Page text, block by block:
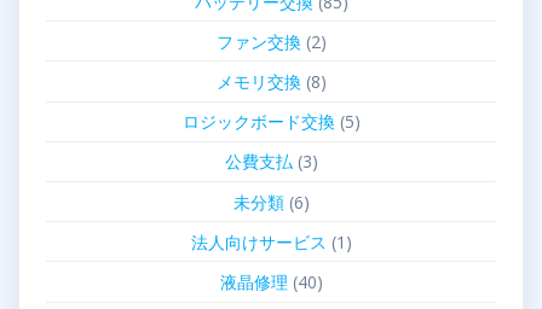
ファン交換(2)
メモリ交換(8)
ロジックボード交換(5)
公費支払(3)
未分類(6)
法人向けサービス (1)
液晶修理 (40)